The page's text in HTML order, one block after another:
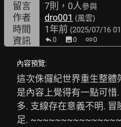
留言 7則，0人參與
作者 dro001 (風雲)
時間 1年前 (2025/07/16
資訊 0 image0 link0
內容預覽:
這次侏儸紀世界重生整體
是內容上覺得有一點可惜
多. 支線存在意義不明.
足.